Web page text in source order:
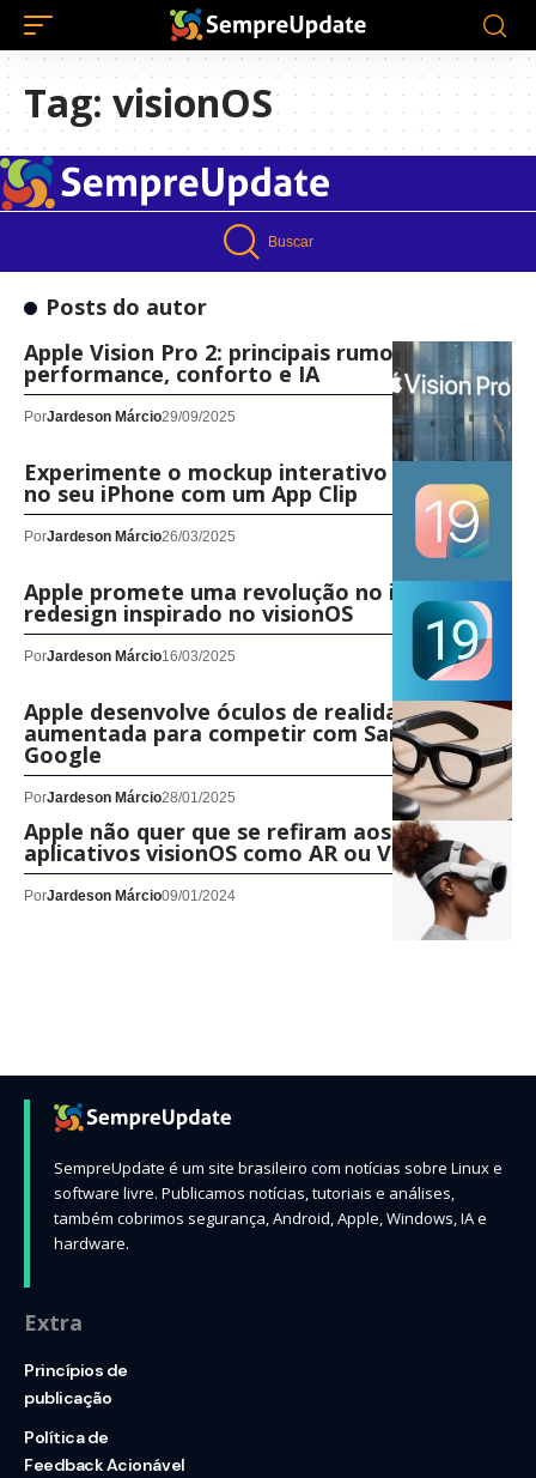
Tag: visionOS
Buscar
Posts do autor
Apple Vision Pro 2: principais rumores de
performance, conforto e IA
PorJardeson Márcio29/09/2025
Experimente o mockup interativo do iOS 19
no seu iPhone com um App Clip
PorJardeson Márcio26/03/2025
Apple promete uma revolução no iOS 19 com
redesign inspirado no visionOS
PorJardeson Márcio16/03/2025
Apple desenvolve óculos de realidade
aumentada para competir com Samsung e
Google
PorJardeson Márcio28/01/2025
Apple não quer que se refiram aos seus
aplicativos visionOS como AR ou VR
PorJardeson Márcio09/01/2024
SempreUpdate é um site brasileiro com notícias sobre Linux e
software livre. Publicamos notícias, tutoriais e análises,
também cobrimos segurança, Android, Apple, Windows, IA e
hardware.
Extra
Princípios de
publicação
Política de
Feedback Acionável